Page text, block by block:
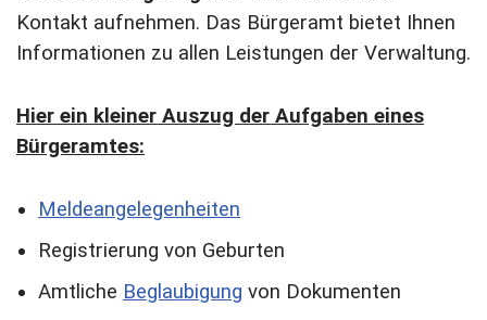
Kontakt aufnehmen. Das Bürgeramt bietet Ihnen
Informationen zu allen Leistungen der Verwaltung.
Hier ein kleiner Auszug der Aufgaben eines
Bürgeramtes:
Meldeangelegenheiten
Registrierung von Geburten
Amtliche Beglaubigung von Dokumenten